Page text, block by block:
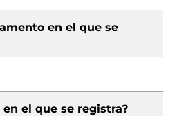
en el que se
el que se registra?